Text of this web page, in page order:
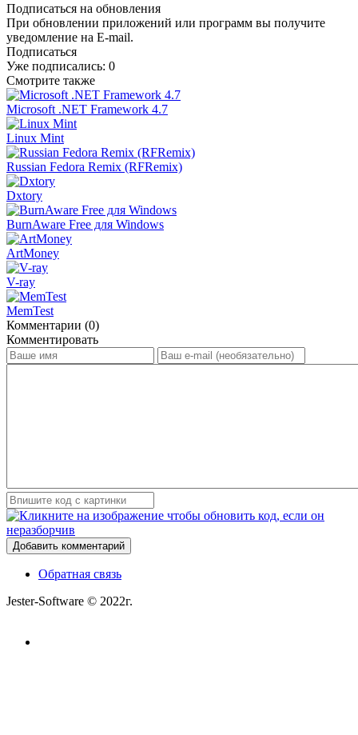
Подписаться на обновления
При обновлении приложений или программ вы получите
уведомление на E-mail.
Подписаться
Уже подписались: 0
Смотрите также
Microsoft .NET Framework 4.7
Linux Mint
Russian Fedora Remix (RFRemix)
Dxtory
BurnAware Free для Windows
ArtMoney
V-ray
MemTest
Комментарии (0)
Комментировать
Добавить комментарий
Обратная связь
Jester-Software © 2022г.